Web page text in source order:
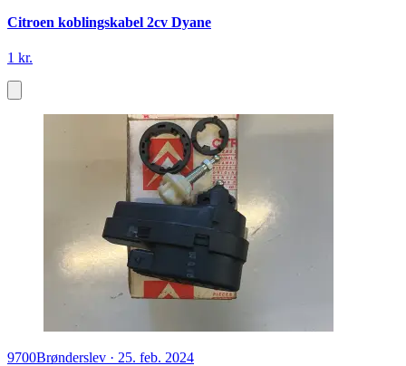
Citroen koblingskabel 2cv Dyane
1 kr.
9700Brønderslev · 25. feb. 2024